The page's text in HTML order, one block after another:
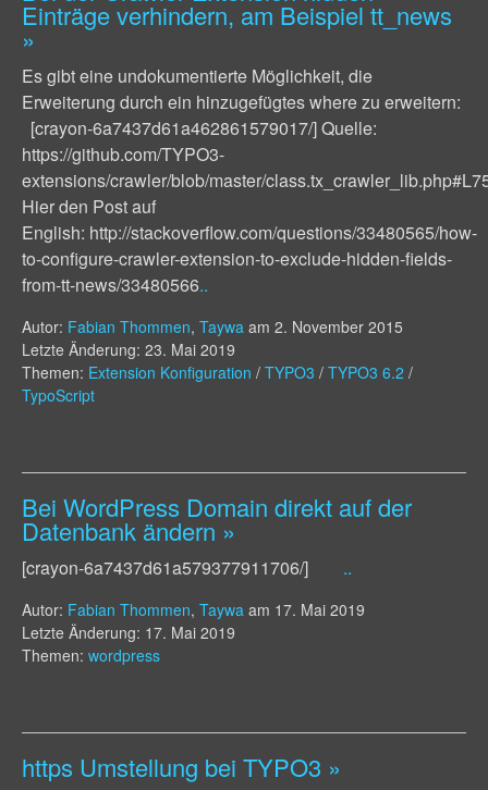
Einträge verhindern, am Beispiel tt_news
»
Es gibt eine undokumentierte Möglichkeit, die
Erweiterung durch ein hinzugefügtes where zu erweitern:
[crayon-6a7437d61a462861579017/] Quelle:
https://github.com/TYPO3-
extensions/crawler/blob/master/
Hier den Post auf
English: http://stackoverflow.com/questions/33480565/how-
to-configure-crawler-extension-to-exclude-hidden-fields-
from-tt-news/33480566..
Autor: Fabian Thommen, Taywa am 2. November 2015
Letzte Änderung: 23. Mai 2019
Themen: Extension Konfiguration / TYPO3 / TYPO3 6.2 /
TypoScript
Bei WordPress Domain direkt auf der
Datenbank ändern »
[crayon-6a7437d61a579377911706/] ..
Autor: Fabian Thommen, Taywa am 17. Mai 2019
Letzte Änderung: 17. Mai 2019
Themen: wordpress
https Umstellung bei TYPO3 »